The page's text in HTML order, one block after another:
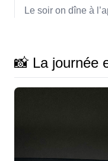
Le soir on dîne à
📸 La journée